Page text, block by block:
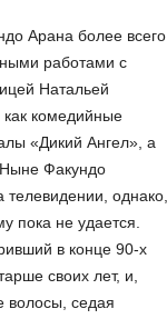
Арана более всего
работами с
Натальей
как комедийные
«Дикий Ангел», а
Факундо
однако,
пока не удается.
в конце 90-х
своих лет, и,
волосы, седая